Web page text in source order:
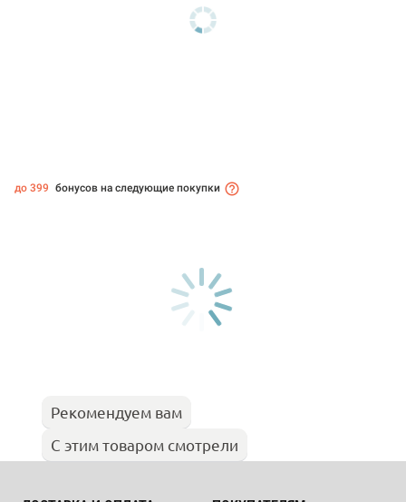
до 399 бонусов на следующие покупки
Рекомендуем вам
С этим товаром смотрели